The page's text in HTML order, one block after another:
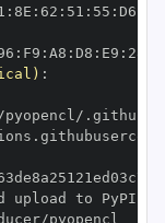
: 8E : 62 : 51 : 55 : D6
: F9 : A8 : D8 : E9 : 28
: